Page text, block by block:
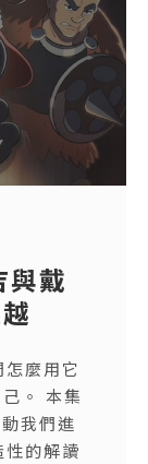
戴
麼用它
。 本集
我們進
的解讀